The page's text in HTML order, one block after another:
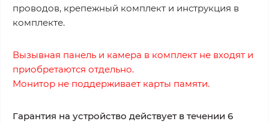
проводов, крепежный комплект и инструкция в
комплекте.
Вызывная панель и камера в комплект не входят и
приобретаются отдельно.
Монитор не поддерживает карты памяти.
Гарантия на устройство действует в течении 6